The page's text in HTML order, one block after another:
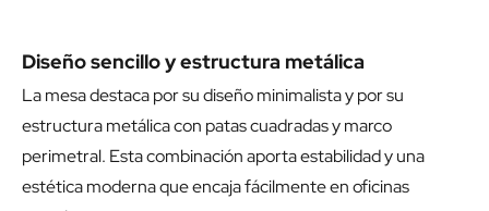
Diseño sencillo y estructura metálica
La mesa destaca por su diseño minimalista y por su
estructura metálica con patas cuadradas y marco
perimetral. Esta combinación aporta estabilidad y una
estética moderna que encaja fácilmente en oficinas